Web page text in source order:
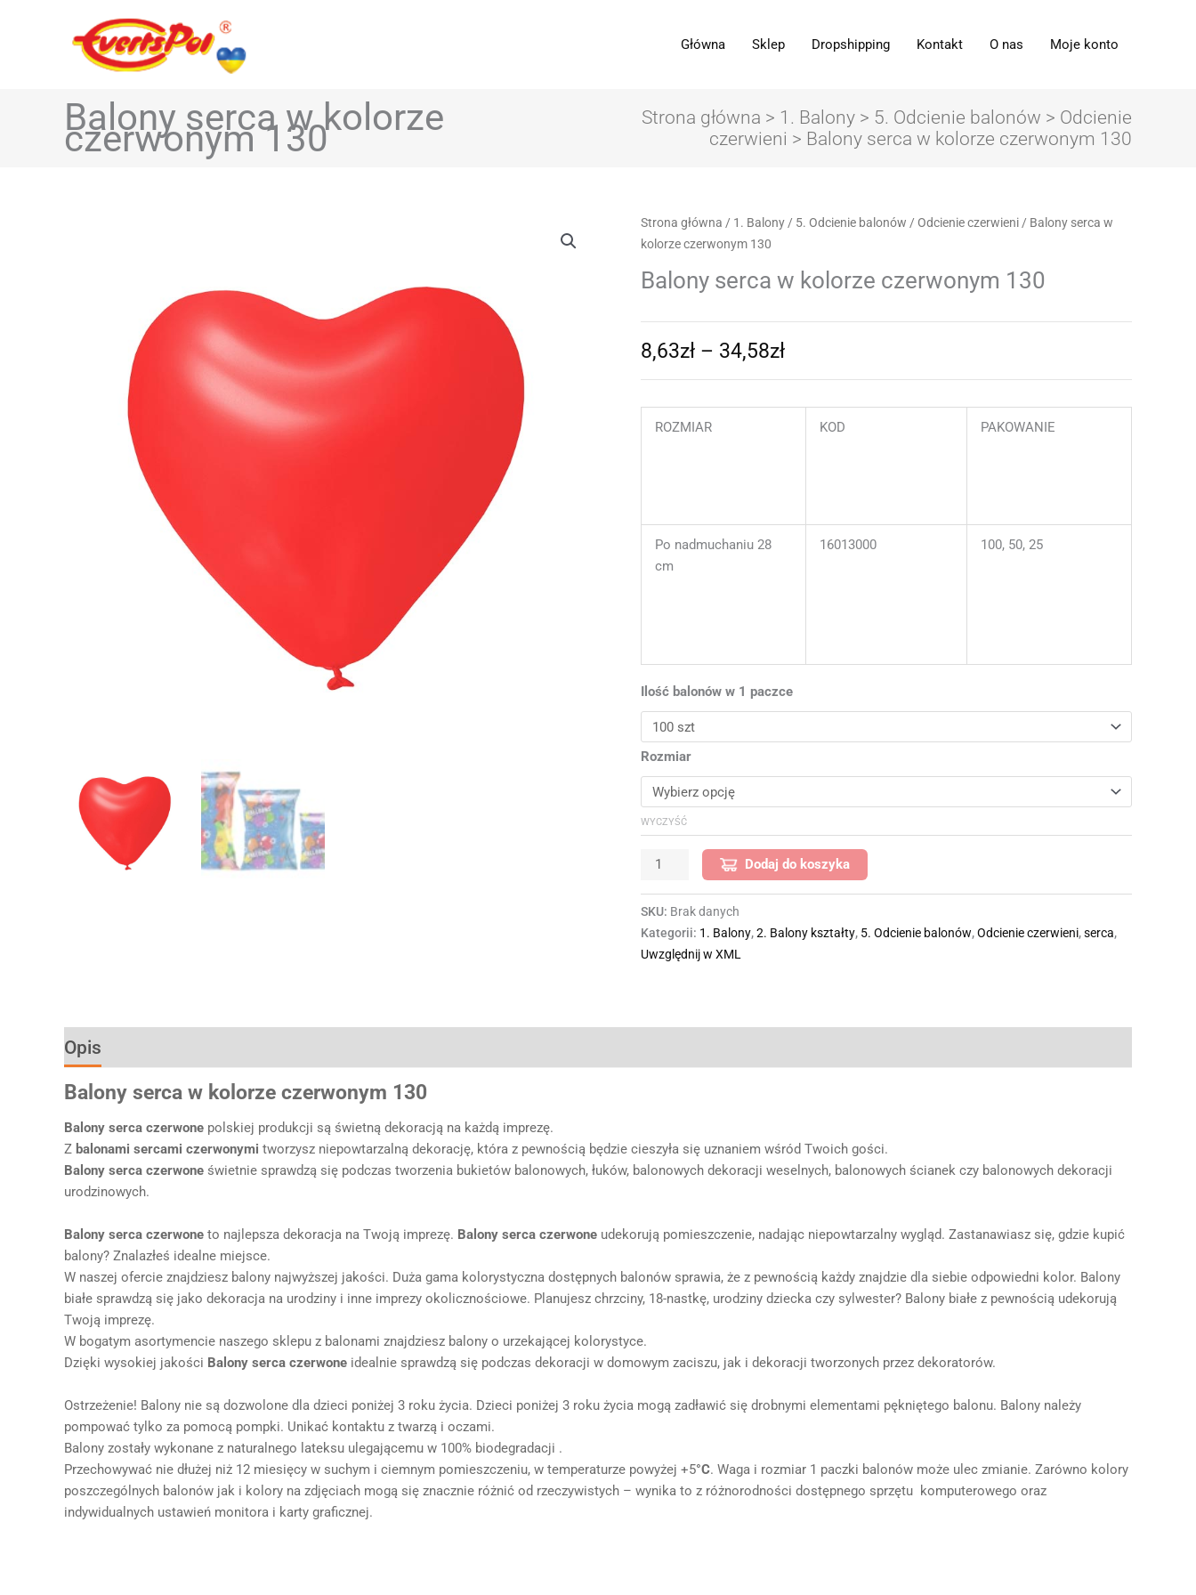
Główna Sklep Dropshipping Kontakt O nas Moje konto
Balony serca w kolorze
czerwonym 130 Strona główna > 1. Balony > 5. Odcienie balonów > Odcienie
czerwieni > Balony serca w kolorze czerwonym 130
Strona główna / 1. Balony / 5. Odcienie balonów / Odcienie czerwieni / Balony serca w
kolorze czerwonym 130
Balony serca w kolorze czerwonym 130
8,63zł – 34,58zł
Zakres
8,63zł
34,58zł
ROZMIAR KOD PAKOWANIE
Po nadmuchaniu 28
cm
16013000 100, 50, 25
Ilość balonów w 1 paczce
Rozmiar
WYCZYŚĆ
ilość
Balony
w
130
Dodaj do koszyka
SKU: Brak danych
Kategorii: 1. Balony,2. Balony kształty, 5. Odcienie balonów,Odcienie czerwieni,serca,
Uwzględnij w XML
Opis
Balony serca w kolorze czerwonym 130
Balony serca czerwone polskiej produkcji są świetną dekoracją na każdą imprezę.
Z balonami sercami czerwonymi tworzysz niepowtarzalną dekorację, która z pewnością będzie cieszyła się uznaniem wśród Twoich gości.
Balony serca czerwone świetnie sprawdzą się podczas tworzenia bukietów balonowych, łuków, balonowych dekoracji weselnych, balonowych ścianek czy balonowych dekoracji
urodzinowych.
Balony serca czerwone to najlepsza dekoracja na Twoją imprezę. Balony serca czerwone udekorują pomieszczenie, nadając niepowtarzalny wygląd. Zastanawiasz się, gdzie kupić
balony? Znalazłeś idealne miejsce.
W naszej ofercie znajdziesz balony najwyższej jakości. Duża gama kolorystyczna dostępnych balonów sprawia, że z pewnością każdy znajdzie dla siebie odpowiedni kolor. Balony
białe sprawdzą się jako dekoracja na urodziny i inne imprezy okolicznościowe. Planujesz chrzciny, 18-nastkę, urodziny dziecka czy sylwester? Balony białe z pewnością udekorują
Twoją imprezę.
W bogatym asortymencie naszego sklepu z balonami znajdziesz balony o urzekającej kolorystyce.
Dzięki wysokiej jakości Balony serca czerwone idealnie sprawdzą się podczas dekoracji w domowym zaciszu, jak i dekoracji tworzonych przez dekoratorów.
Ostrzeżenie! Balony nie są dozwolone dla dzieci poniżej 3 roku życia. Dzieci poniżej 3 roku życia mogą zadławić się drobnymi elementami pękniętego balonu. Balony należy
pompować tylko za pomocą pompki. Unikać kontaktu z twarzą i oczami.
Balony zostały wykonane z naturalnego lateksu ulegającemu w 100% biodegradacji .
Przechowywać nie dłużej niż 12 miesięcy w suchym i ciemnym pomieszczeniu, w temperaturze powyżej +5°C. Waga i rozmiar 1 paczki balonów może ulec zmianie. Zarówno kolory
poszczególnych balonów jak i kolory na zdjęciach mogą się znacznie różnić od rzeczywistych – wynika to z różnorodności dostępnego sprzętu komputerowego oraz
indywidualnych ustawień monitora i karty graficznej.